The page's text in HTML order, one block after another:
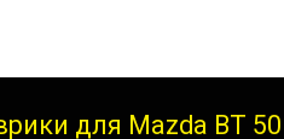
для Mazda BT